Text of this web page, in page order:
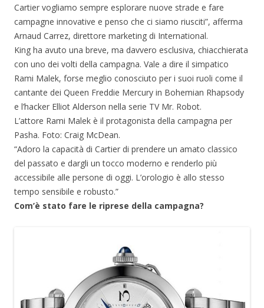
Cartier vogliamo sempre esplorare nuove strade e fare
campagne innovative e penso che ci siamo riusciti”, afferma
Arnaud Carrez, direttore marketing di International.
King ha avuto una breve, ma davvero esclusiva, chiacchierata
con uno dei volti della campagna. Vale a dire il simpatico
Rami Malek, forse meglio conosciuto per i suoi ruoli come il
cantante dei Queen Freddie Mercury in Bohemian Rhapsody
e l’hacker Elliot Alderson nella serie TV Mr. Robot.
L’attore Rami Malek è il protagonista della campagna per
Pasha. Foto: Craig McDean.
“Adoro la capacità di Cartier di prendere un amato classico
del passato e dargli un tocco moderno e renderlo più
accessibile alle persone di oggi. L’orologio è allo stesso
tempo sensibile e robusto.”
Com’è stato fare le riprese della campagna?